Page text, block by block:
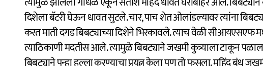
दिशेला बॅटरी घेऊन धावत सुटले. चार, पाच शेत ओलांडल्यावर त्यांना
करत माती दगड बिबट्याच्या दिशेने भिरकावले. त्याच वेळी
त्याठिकाणी मदतीस आले. त्यामुळे बिबट्याने जखमी कुत्र्याला टाकून